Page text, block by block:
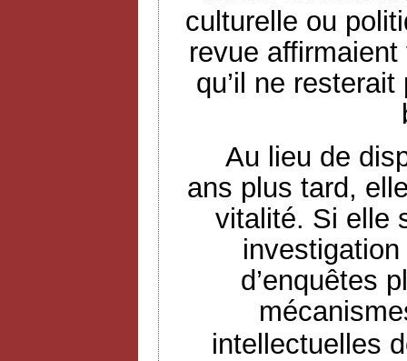
culturelle ou
revue
qu’il ne
Au lieu de
ans plus tard,
vitalité. Si elle
d’enquêtes
intellectuelles